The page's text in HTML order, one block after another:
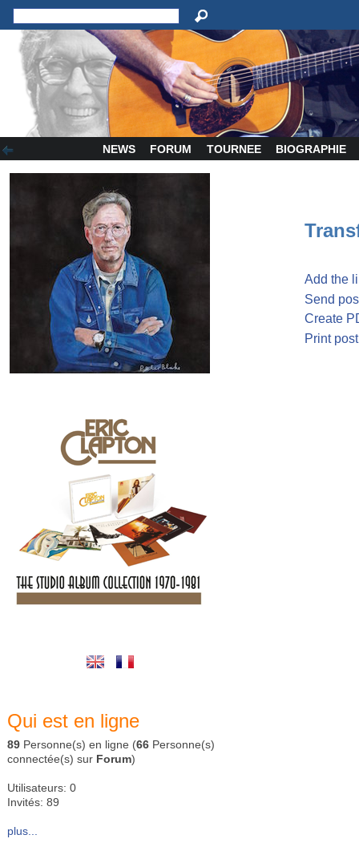
NEWS FORUM TOURNEE BIOGRAPHIE
Qui est en ligne
89 Personne(s) en ligne (66 Personne(s)
connectée(s) sur Forum)
Utilisateurs: 0
Invités: 89
plus...
Add the
Send
Create
Print post